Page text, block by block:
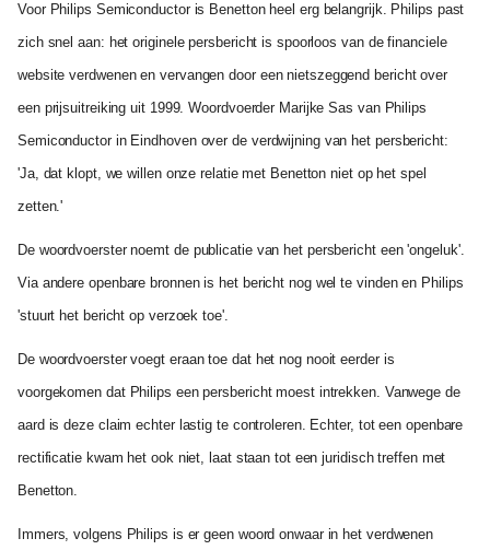
Voor Philips Semiconductor is Benetton heel erg belangrijk. Philips past
zich snel aan: het originele persbericht is spoorloos van de financiele
website verdwenen en vervangen door een nietszeggend bericht over
een prijsuitreiking uit 1999. Woordvoerder Marijke Sas van Philips
Semiconductor in Eindhoven over de verdwijning van het persbericht:
'Ja, dat klopt, we willen onze relatie met Benetton niet op het spel
zetten.'
De woordvoerster noemt de publicatie van het persbericht een 'ongeluk'.
Via andere openbare bronnen is het bericht nog wel te vinden en Philips
'stuurt het bericht op verzoek toe'.
De woordvoerster voegt eraan toe dat het nog nooit eerder is
voorgekomen dat Philips een persbericht moest intrekken. Vanwege de
aard is deze claim echter lastig te controleren. Echter, tot een openbare
rectificatie kwam het ook niet, laat staan tot een juridisch treffen met
Benetton.
Immers, volgens Philips is er geen woord onwaar in het verdwenen